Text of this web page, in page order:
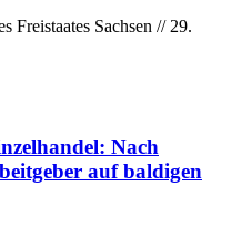
Freistaates Sachsen // 29.
Nach
auf baldigen